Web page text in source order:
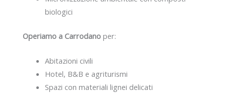
biologici
Operiamo a Carrodano per:
Abitazioni civili
Hotel, B&B e agriturismi
Spazi con materiali lignei delicati